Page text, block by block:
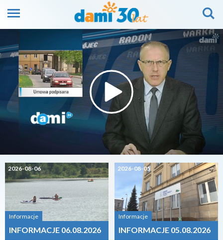
2026-08-06
Informacje
INFORMACJE 06.08.2026
2026-08-05
Informacje
INFORMACJE 05.08.2026